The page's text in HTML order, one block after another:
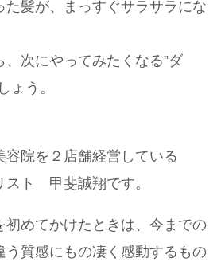
た髪が、まっすぐサラサラにな
次にやってみたくなる”ダ
ょう。
容院を２店舗経営している
スト 甲斐誠翔です。
初めてかけたときは、今までの
う質感にもの凄く感動するもの